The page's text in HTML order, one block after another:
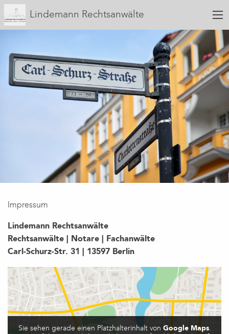
Lindemann Rechtsanwälte
Impressum
Lindemann Rechtsanwälte
Rechtsanwälte | Notare | Fachanwälte
Carl-Schurz-Str. 31 | 13597 Berlin
Sie sehen gerade einen Platzhalterinhalt von Google Maps.